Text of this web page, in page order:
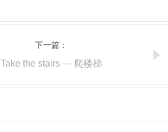
下一篇：
Take the stairs — 爬楼梯